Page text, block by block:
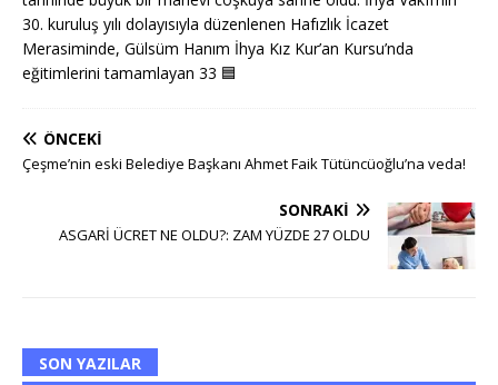
30. kuruluş yılı dolayısıyla düzenlenen Hafızlık İcazet
Merasiminde, Gülsüm Hanım İhya Kız Kur’an Kursu’nda
eğitimlerini tamamlayan 33 🟦
ÖNCEKI
Çeşme’nin eski Belediye Başkanı Ahmet Faik Tütüncüoğlu’na veda!
SONRAKI
ASGARİ ÜCRET NE OLDU?: ZAM YÜZDE 27 OLDU
SON YAZILAR